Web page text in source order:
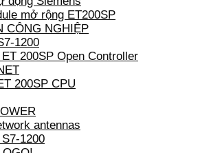
mở rộng ET200SP
CÔNG NGHIỆP
1200
200SP Open Controller
200SP CPU
antennas
1200